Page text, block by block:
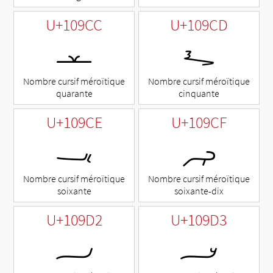
U+109CC
𐧌
Nombre cursif méroïtique
quarante
U+109CD
𐧍
Nombre cursif méroïtique
cinquante
U+109CE
𐧎
Nombre cursif méroïtique
soixante
U+109CF
𐧏
Nombre cursif méroïtique
soixante-dix
U+109D2
𐧒
U+109D3
𐧓